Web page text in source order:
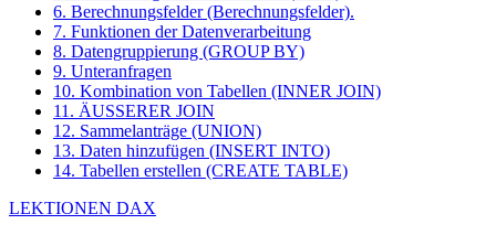
6. Berechnungsfelder (Berechnungsfelder).
7. Funktionen der Datenverarbeitung
8. Datengruppierung (GROUP BY)
9. Unteranfragen
10. Kombination von Tabellen (INNER JOIN)
11. ÄUSSERER JOIN
12. Sammelanträge (UNION)
13. Daten hinzufügen (INSERT INTO)
14. Tabellen erstellen (CREATE TABLE)
LEKTIONEN DAX